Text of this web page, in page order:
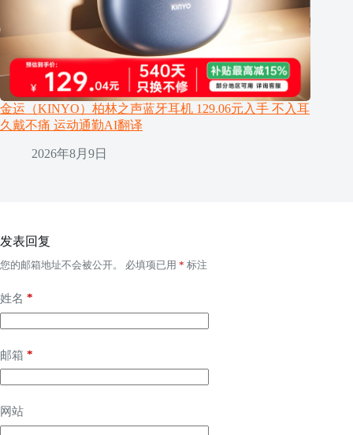
金运（KINYO）柏林之声蓝牙耳机 129.06元入手 不入耳
久戴不痛 运动通勤AI翻译
2026年8月9日
发表回复
您的邮箱地址不会被公开。 必填项已用 * 标注
姓名 *
邮箱 *
网站